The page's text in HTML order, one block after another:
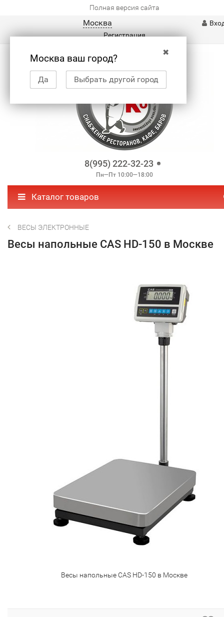
Полная версия сайта
Москва
✖
Москва ваш город?
Да Выбрать другой город
Регистрация
8(995) 222-32-23
Пн—Пт 10:00—18:00
Каталог товаров
ВЕСЫ ЭЛЕКТРОННЫЕ
Весы напольные CAS HD-150 в Москве
Весы напольные CAS HD-150 в Москве